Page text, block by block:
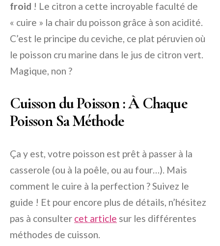
froid ! Le citron a cette incroyable faculté de
« cuire » la chair du poisson grâce à son acidité.
C’est le principe du ceviche, ce plat péruvien où
le poisson cru marine dans le jus de citron vert.
Magique, non ?
Cuisson du Poisson : À Chaque
Poisson Sa Méthode
Ça y est, votre poisson est prêt à passer à la
casserole (ou à la poêle, ou au four…). Mais
comment le cuire à la perfection ? Suivez le
guide ! Et pour encore plus de détails, n’hésitez
pas à consulter cet article sur les différentes
méthodes de cuisson.